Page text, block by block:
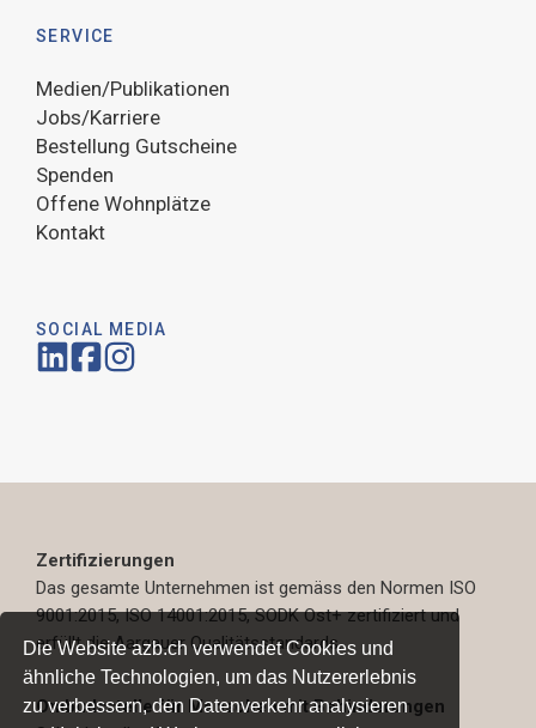
Die Website azb.ch verwendet Cookies und
ähnliche Technologien, um das Nutzererlebnis
zu verbessern, den Datenverkehr analysieren
SERVICE
Medien/Publikationen
Jobs/Karriere
Bestellung Gutscheine
Spenden
Offene Wohnplätze
Kontakt
SOCIAL MEDIA
Zertifizierungen
Das gesamte Unternehmen ist gemäss den Normen ISO
9001:2015, ISO 14001:2015, SODK Ost+ zertifiziert und
erfüllt die Aargauer Qualitätsstandards.
Ombudsstelle für Menschen mit Behinderungen